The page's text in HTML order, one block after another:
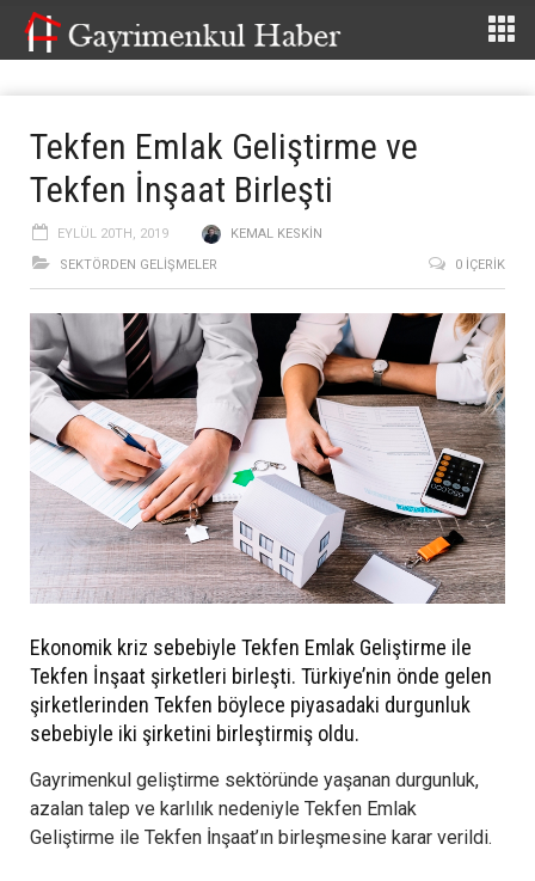
Tekfen Emlak Geliştirme ve
Tekfen İnşaat Birleşti
EYLÜL 20TH, 2019
KEMAL KESKIN
SEKTÖRDEN GELIŞMELER
0 İÇERIK
Ekonomik kriz sebebiyle Tekfen Emlak Geliştirme ile
Tekfen İnşaat şirketleri birleşti. Türkiye’nin önde gelen
şirketlerinden Tekfen böylece piyasadaki durgunluk
sebebiyle iki şirketini birleştirmiş oldu.
Gayrimenkul geliştirme sektöründe yaşanan durgunluk,
azalan talep ve karlılık nedeniyle Tekfen Emlak
Geliştirme ile Tekfen İnşaat’ın birleşmesine karar verildi.